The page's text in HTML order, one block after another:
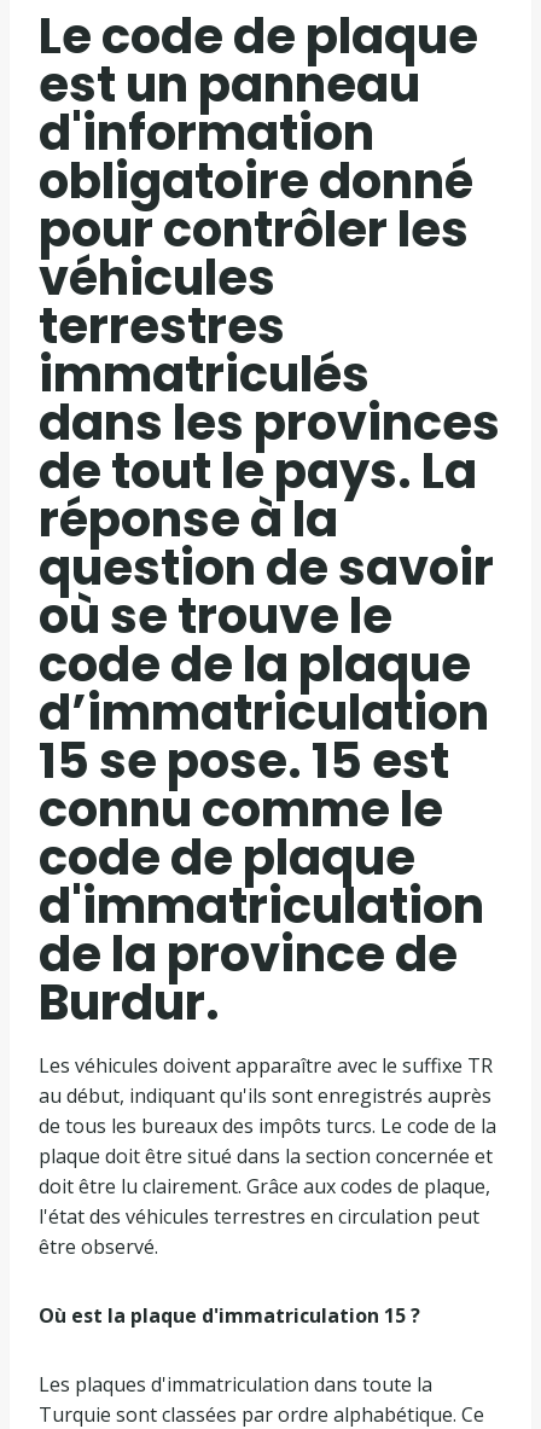
Le code de plaque
est un panneau
d'information
obligatoire donné
pour contrôler les
véhicules
terrestres
immatriculés
dans les provinces
de tout le pays. La
réponse à la
question de savoir
où se trouve le
code de la plaque
d’immatriculation
15 se pose. 15 est
connu comme le
code de plaque
d'immatriculation
de la province de
Burdur.
Les véhicules doivent apparaître avec le suffixe TR
au début, indiquant qu'ils sont enregistrés auprès
de tous les bureaux des impôts turcs. Le code de la
plaque doit être situé dans la section concernée et
doit être lu clairement. Grâce aux codes de plaque,
l'état des véhicules terrestres en circulation peut
être observé.
Où est la plaque d'immatriculation 15 ?
Les plaques d'immatriculation dans toute la
Turquie sont classées par ordre alphabétique. Ce